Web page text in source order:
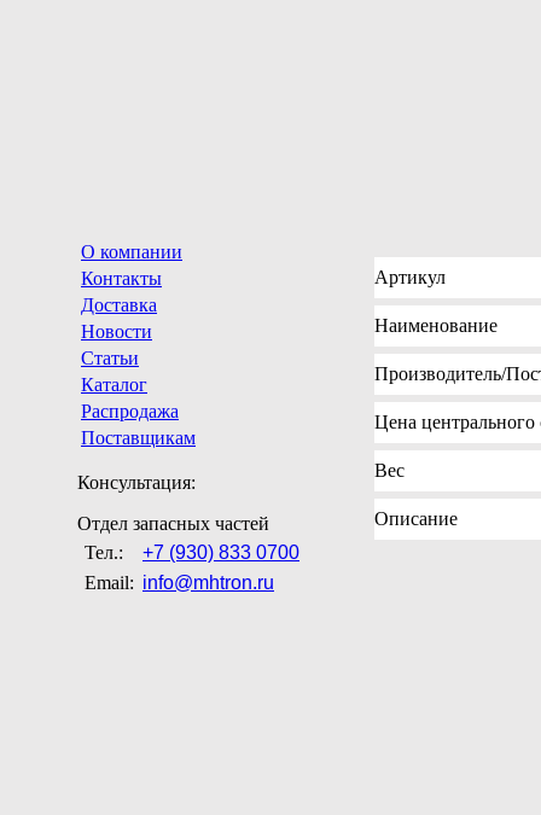
О компании
Контакты
Доставка
Новости
Статьи
Каталог
Распродажа
Поставщикам
Консультация:
Отдел запасных частей
Тел.:
+7 (930) 833 0700
Email: info@mhtron.ru
Артикул
Наименование
Производитель/
Цена
Вес
Описание